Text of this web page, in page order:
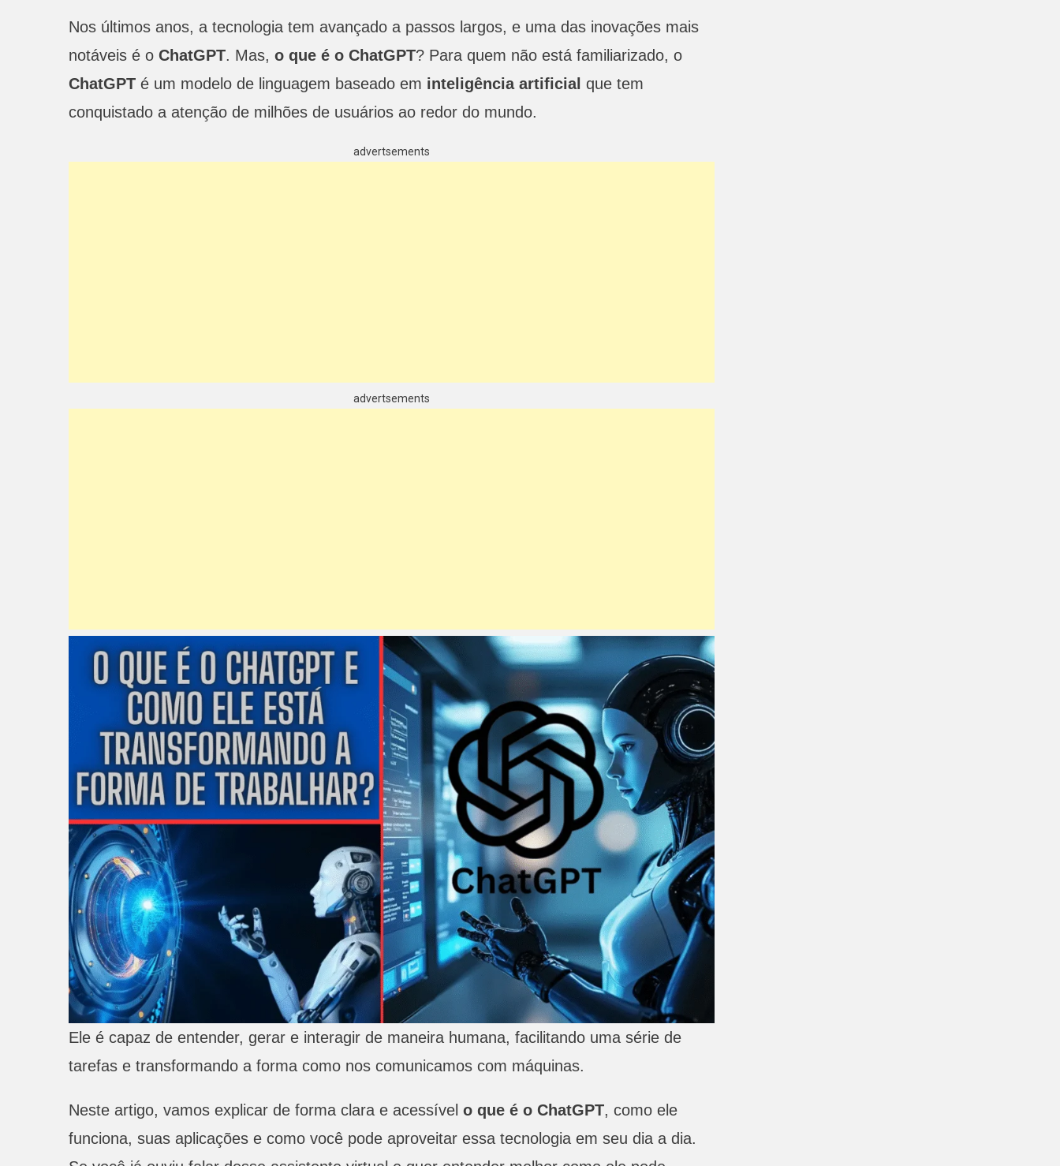
Nos últimos anos, a tecnologia tem avançado a passos largos, e uma das inovações mais
notáveis é o ChatGPT. Mas, o que é o ChatGPT? Para quem não está familiarizado, o
ChatGPT é um modelo de linguagem baseado em inteligência artificial que tem
conquistado a atenção de milhões de usuários ao redor do mundo.
advertsements
advertsements
Ele é capaz de entender, gerar e interagir de maneira humana, facilitando uma série de
tarefas e transformando a forma como nos comunicamos com máquinas.
Neste artigo, vamos explicar de forma clara e acessível o que é o ChatGPT, como ele
funciona, suas aplicações e como você pode aproveitar essa tecnologia em seu dia a dia.